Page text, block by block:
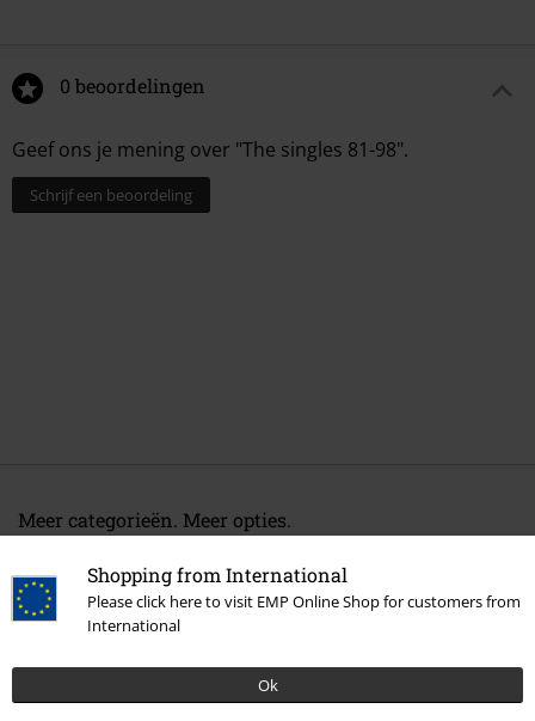
Shopping from International
Please click here to visit EMP Online Shop for customers from
International
Ok
0 beoordelingen
Geef ons je mening over "The singles 81-98".
Schrijf een beoordeling
Meer categorieën. Meer opties.
Band Merch Top Bands Depeche Mode Media
Sale % Media CDs